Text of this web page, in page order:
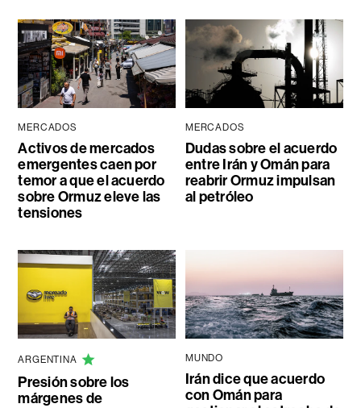
MERCADOS
Activos de mercados
emergentes caen por
temor a que el acuerdo
sobre Ormuz eleve las
tensiones
MERCADOS
Dudas sobre el acuerdo
entre Irán y Omán para
reabrir Ormuz impulsan
al petróleo
ARGENTINA
Presión sobre los
márgenes de
MUNDO
Irán dice que acuerdo
con Omán para